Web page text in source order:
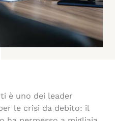
è uno dei leader
le crisi da debito: il